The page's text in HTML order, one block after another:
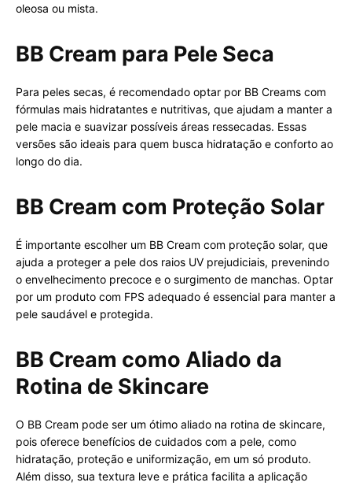
oleosa ou mista.
BB Cream para Pele Seca
Para peles secas, é recomendado optar por BB Creams com
fórmulas mais hidratantes e nutritivas, que ajudam a manter a
pele macia e suavizar possíveis áreas ressecadas. Essas
versões são ideais para quem busca hidratação e conforto ao
longo do dia.
BB Cream com Proteção Solar
É importante escolher um BB Cream com proteção solar, que
ajuda a proteger a pele dos raios UV prejudiciais, prevenindo
o envelhecimento precoce e o surgimento de manchas. Optar
por um produto com FPS adequado é essencial para manter a
pele saudável e protegida.
BB Cream como Aliado da
Rotina de Skincare
O BB Cream pode ser um ótimo aliado na rotina de skincare,
pois oferece benefícios de cuidados com a pele, como
hidratação, proteção e uniformização, em um só produto.
Além disso, sua textura leve e prática facilita a aplicação